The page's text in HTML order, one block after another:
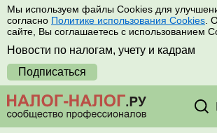
Мы используем файлы Cookies для
согласно Политике использования Cookies .
сайте, Вы соглашаетесь с использованием
Новости по налогам, учету и кадрам
Подписаться